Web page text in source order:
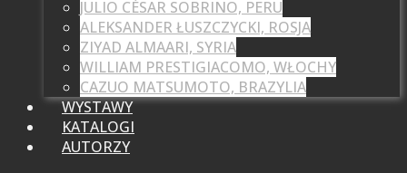
JULIO CÉSAR SOBRINO, PERU
ALEKSANDER ŁUSZCZYCKI, ROSJA
ZIYAD ALMAARI, SYRIA
WILLIAM PRESTIGIACOMO, WŁOCHY
CAZUO MATSUMOTO, BRAZYLIA
WYSTAWY
KATALOGI
AUTORZY